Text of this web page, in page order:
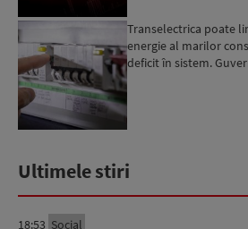
Transelectrica poate
energie al marilor
deficit în sistem.
Ultimele stiri
18:53 Social